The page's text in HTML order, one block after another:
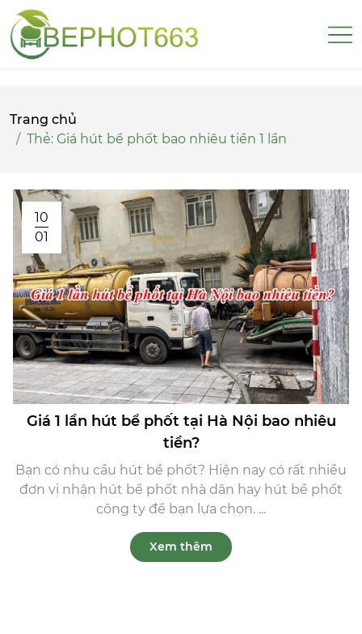
Trang chủ
Thẻ: Giá hút bể phốt bao nhiêu tiền 1 lần
10
01
Giá 1 lần hút bể phốt tại Hà Nội bao nhiêu
tiền?
Bạn có nhu cầu hút bể phốt? Hiện nay có rất nhiều
đơn vị nhận hút bể phốt nhà dân hay hút bể phốt
công ty để bạn lựa chọn. ...
Xem thêm